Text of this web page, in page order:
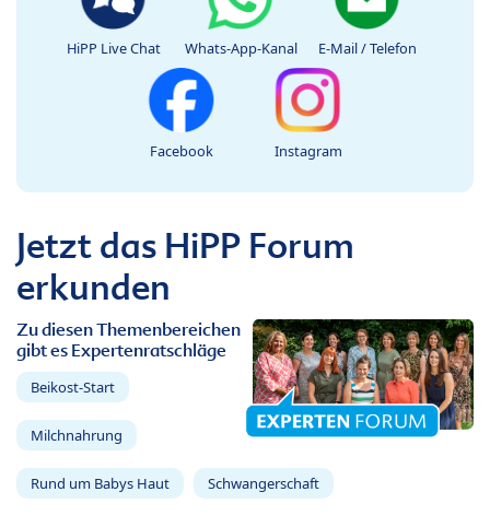
HiPP Live Chat Whats-App-Kanal E-Mail / Telefon
Facebook Instagram
Jetzt das HiPP Forum
erkunden
Zu diesen Themenbereichen
gibt es Expertenratschläge
Beikost-Start
Milchnahrung
Rund um Babys Haut Schwangerschaft